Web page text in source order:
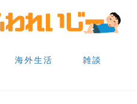
海外生活 雑談